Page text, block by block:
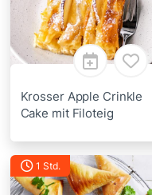
Krosser Apple Crinkle
Cake mit Filoteig
1 Std.